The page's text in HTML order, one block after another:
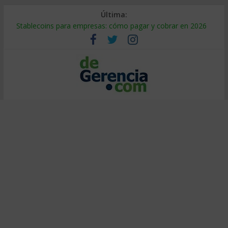
Última:
Stablecoins para empresas: cómo pagar y cobrar en 2026
Despido silencioso: qué es y por qué sale tan caro
IA en selección de personal: cómo auditarla a tiempo
Trabajo forzoso en la cadena de suministro: qué hacer
Mercado hispano de EE. UU.: cómo segmentarlo y venderle